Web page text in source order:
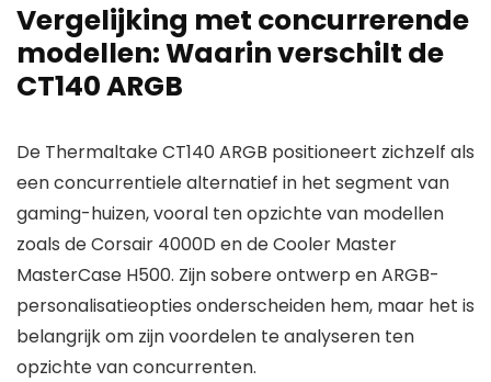
Vergelijking met concurrerende
modellen: Waarin verschilt de
CT140 ARGB
De Thermaltake CT140 ARGB positioneert zichzelf als
een concurrentiele alternatief in het segment van
gaming-huizen, vooral ten opzichte van modellen
zoals de Corsair 4000D en de Cooler Master
MasterCase H500. Zijn sobere ontwerp en ARGB-
personalisatieopties onderscheiden hem, maar het is
belangrijk om zijn voordelen te analyseren ten
opzichte van concurrenten.